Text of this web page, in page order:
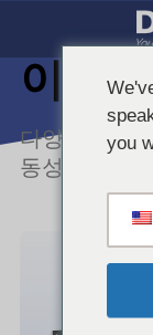
이동
다양한 임상
동성 높은 시
you